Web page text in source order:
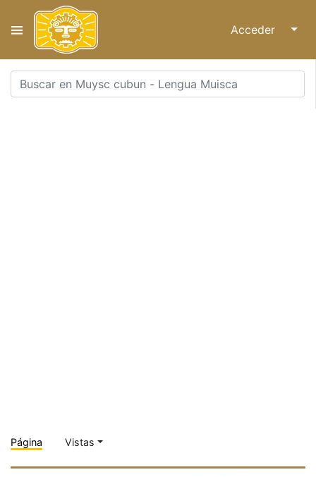
Acceder ↓
Página Vistas